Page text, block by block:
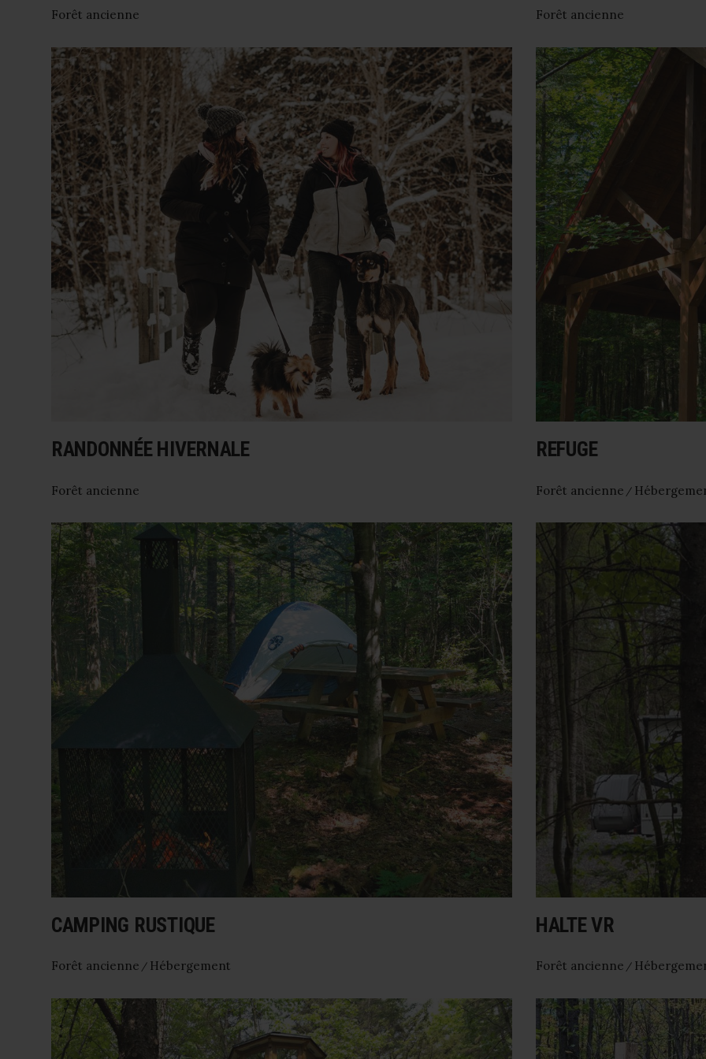
Forêt ancienne Forêt ancienne
RANDONNÉE HIVERNALE
Forêt ancienne
REFUGE
Forêt ancienne
CAMPING RUSTIQUE
Forêt ancienne Hébergement
HALTE VR
Forêt ancienne